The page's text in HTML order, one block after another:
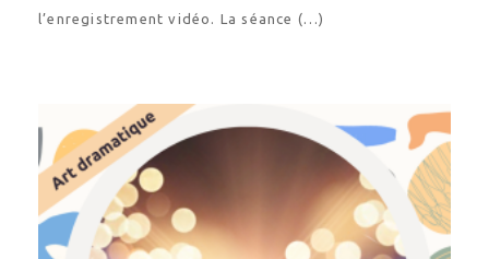
l’enregistrement vidéo. La séance (…)